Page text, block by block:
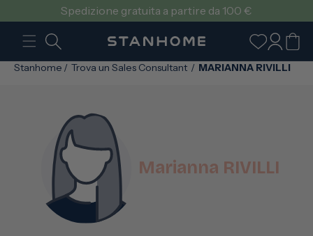
DIRETTAMENTESpedizione gratuita a partire da 100 €
Accedi
Carrello
Stanhome / Trova un Sales Consultant / MARIANNA RIVILLI
Marianna RIVILLI